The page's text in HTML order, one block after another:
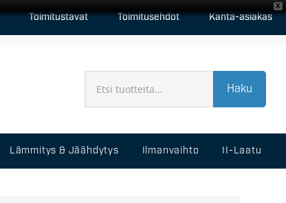
X
Toimitustavat Toimitusehdot Kanta-asiakas
Haku
Lämmitys & Jäähdytys Ilmanvaihto II-Laatu